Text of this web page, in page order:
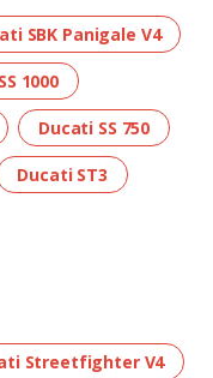
SBK Panigale V4
1000
Ducati SS 750
Ducati ST3
Streetfighter V4